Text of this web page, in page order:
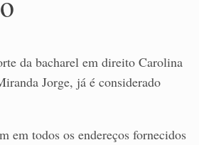
da bacharel em direito Carolina
Jorge, já é considerado
em todos os endereços fornecidos